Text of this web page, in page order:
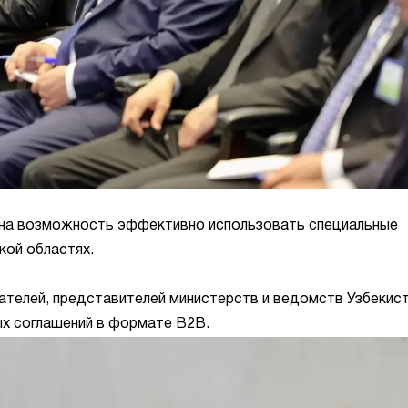
​​возможность эффективно использовать специальные
областях.
представителей министерств и ведомств
соглашений в формате B2B.